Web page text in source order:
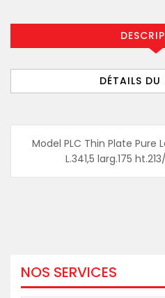
DÉTAILS DU
Model PLC Thin Plate Pure
L.341,5 larg.175
NOS SERVICES